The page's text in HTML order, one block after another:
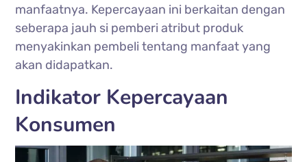
manfaatnya. Kepercayaan ini berkaitan dengan
seberapa jauh si pemberi atribut produk
menyakinkan pembeli tentang manfaat yang
akan didapatkan.
Indikator Kepercayaan
Konsumen